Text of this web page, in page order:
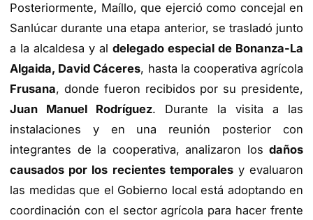
Posteriormente, Maíllo, que ejerció como concejal en
Sanlúcar durante una etapa anterior, se trasladó junto
a la alcaldesa y al delegado especial de Bonanza-La
Algaida, David Cáceres, hasta la cooperativa agrícola
Frusana, donde fueron recibidos por su presidente,
Juan Manuel Rodríguez. Durante la visita a las
instalaciones y en una reunión posterior con
integrantes de la cooperativa, analizaron los daños
causados por los recientes temporalesy evaluaron
las medidas que el Gobierno local está adoptando en
coordinación con el sector agrícola para hacer frente